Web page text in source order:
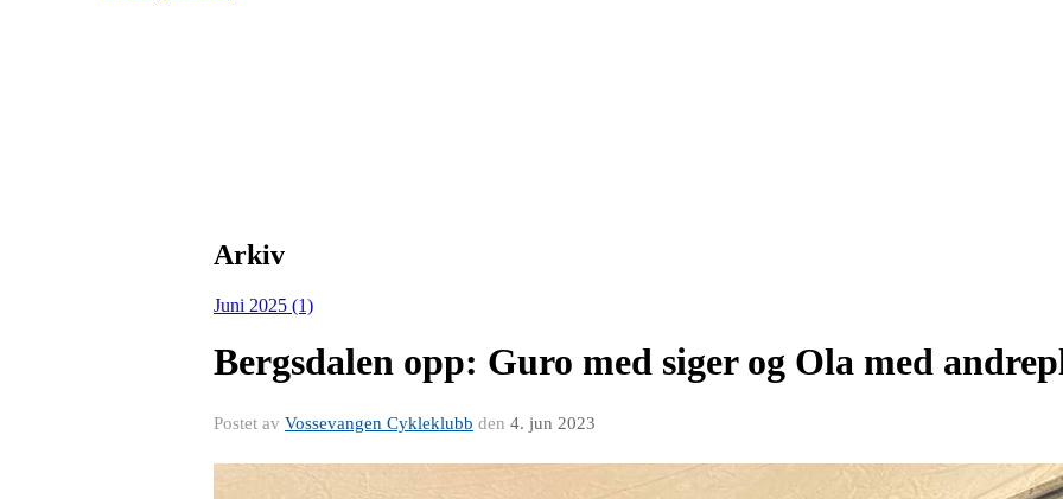
Arkiv
Juni 2025 (1)
Bergsdalen opp: Guro med siger og Ola med
Postet av Vossevangen Cykleklubb den 4. jun 2023